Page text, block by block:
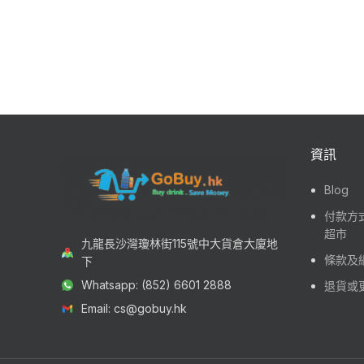
九龍長沙灣瓊林街115號中大貨倉大廈地
下
Whatsapp: (852) 6601 2888
Email: cs@gobuy.hk
資訊
Blog
付款方
超市
條款及
退貨或